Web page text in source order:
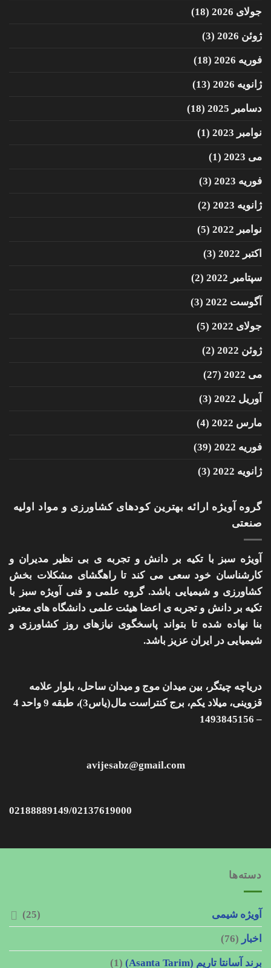
جولای 2026
(18)
ژوئن 2026
(3)
فوریه 2026
(18)
ژانویه 2026
(13)
دسامبر 2025
(18)
نوامبر 2023
(1)
می 2023
(1)
فوریه 2023
(3)
ژانویه 2023
(2)
نوامبر 2022
(5)
اکتبر 2022
(3)
سپتامبر 2022
(2)
آگوست 2022
(3)
جولای 2022
(5)
ژوئن 2022
(2)
می 2022
(27)
آوریل 2022
(3)
مارس 2022
(4)
فوریه 2022
(39)
ژانویه 2022
(3)
گروه آویژه ارائه بهترین کودهای کشاورزی و مواد اولیه
صنعتی
آویژه سبز با تکیه بر دانش و تجربه ی بی نظیر مدیران و
کارشناسان خود سعی می کند تا راهگشای مشکلات بخش
کشاورزی و شیمیایی باشد. گروه علمی و فنی آویژه سبز با
تکیه بر دانش و تجربه ی اعضا هیئت علمی دانشگاه های معتبر
بنا نهاده شده تا بتواند پاسخگوی نیازهای روز کشاورزی و
شیمیایی در ایران عزیز باشد.
دریاچه چیتگر، بین میدان موج و میدان ساحل، بلوار علامه
– 1493845156
avijesabz@gmail.com
02188889149/02137619000
دسته‌ها
آویژه شیمی
(25)
اخبار (76)
برند آسانتا تاریم (Asanta Tarim)
(1)